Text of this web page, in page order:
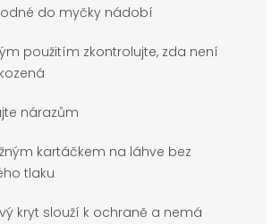
do myčky nádobí
použitím zkontrolujte, zda není
nárazům
kartáčkem na láhve bez
tlaku
kryt slouží k ochraně a nemá